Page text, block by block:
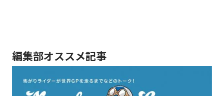
編集部オススメ記事